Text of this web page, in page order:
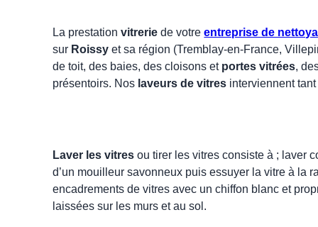
La prestationvitrerie de votreentreprise de
sur Roissy et sa région (Tremblay-en-France,
de toit, des baies, des cloisons et portes vitrées,
présentoirs. Nos laveurs de vitres interviennent
Laver les vitres ou tirer les vitres consiste à ; laver
d’un mouilleur savonneux puis essuyer la vitre à la
encadrements de vitres avec un chiffon blanc et
laissées sur les murs et au sol.